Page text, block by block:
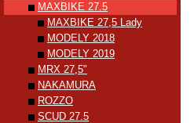
MAXBIKE 27.5
MAXBIKE 27,5 Lady
MODELY 2018
MODELY 2019
MRX 27,5"
NAKAMURA
ROZZO
SCUD 27.5